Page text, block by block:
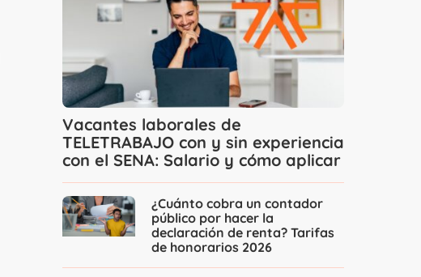
Vacantes laborales de
TELETRABAJO con y sin experiencia
con el SENA: Salario y cómo aplicar
¿Cuánto cobra un contador
público por hacer la
declaración de renta? Tarifas
de honorarios 2026